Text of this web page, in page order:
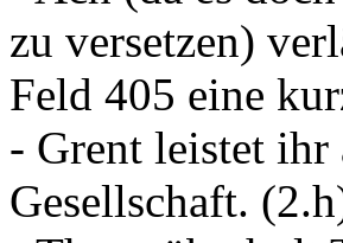
zu versetzen)
Feld 405 eine
- Grent leistet ihr
Gesellschaft.